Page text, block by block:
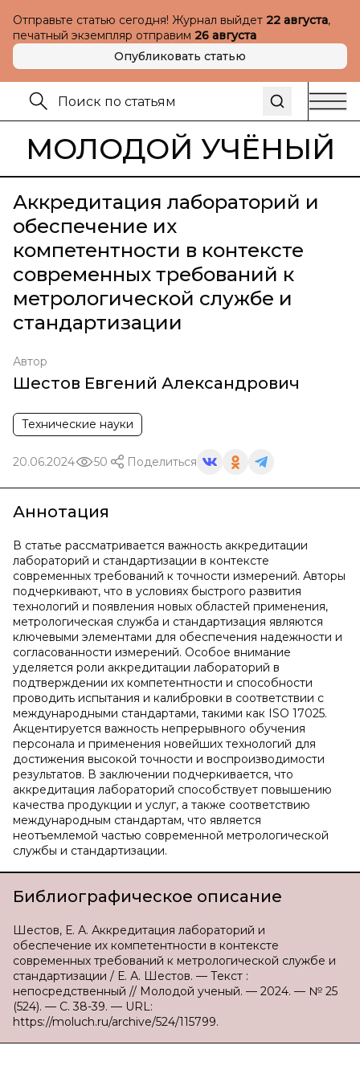
Отправьте статью сегодня! Журнал выйдет 22 августа,
печатный экземпляр отправим 26 августа
Опубликовать статью
МОЛОДОЙ УЧЁНЫЙ
Аккредитация лабораторий и
обеспечение их
компетентности в контексте
современных требований к
метрологической службе и
стандартизации
Автор
Шестов Евгений Александрович
Технические науки
20.06.2024 50 Поделиться
Аннотация
В статье рассматривается важность аккредитации
лабораторий и стандартизации в контексте
современных требований к точности измерений. Авторы
подчеркивают, что в условиях быстрого развития
технологий и появления новых областей применения,
метрологическая служба и стандартизация являются
ключевыми элементами для обеспечения надежности и
согласованности измерений. Особое внимание
уделяется роли аккредитации лабораторий в
подтверждении их компетентности и способности
проводить испытания и калибровки в соответствии с
международными стандартами, такими как ISO 17025.
Акцентируется важность непрерывного обучения
персонала и применения новейших технологий для
достижения высокой точности и воспроизводимости
результатов. В заключении подчеркивается, что
аккредитация лабораторий способствует повышению
качества продукции и услуг, а также соответствию
международным стандартам, что является
неотъемлемой частью современной метрологической
службы и стандартизации.
Библиографическое описание
Шестов, Е. А. Аккредитация лабораторий и
обеспечение их компетентности в контексте
современных требований к метрологической службе и
стандартизации / Е. А. Шестов. — Текст :
непосредственный // Молодой ученый. — 2024. — № 25
(524). — С. 38-39. — URL:
https://moluch.ru/archive/524/115799.